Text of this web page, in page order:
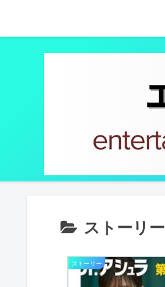
ストーリー
ストーリー